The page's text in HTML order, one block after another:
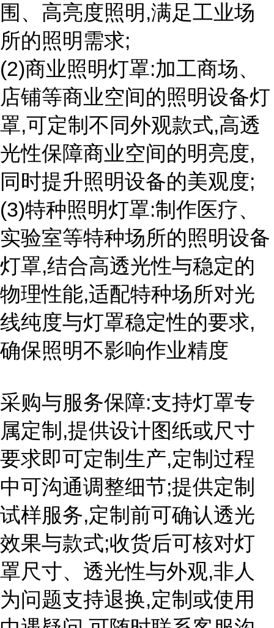
围、高亮度照明,满足工业场
所的照明需求;
(2)商业照明灯罩:加工商场、
店铺等商业空间的照明设备灯
罩,可定制不同外观款式,高透
光性保障商业空间的明亮度,
同时提升照明设备的美观度;
(3)特种照明灯罩:制作医疗、
实验室等特种场所的照明设备
灯罩,结合高透光性与稳定的
物理性能,适配特种场所对光
线纯度与灯罩稳定性的要求,
确保照明不影响作业精度
采购与服务保障:支持灯罩专
属定制,提供设计图纸或尺寸
要求即可定制生产,定制过程
中可沟通调整细节;提供定制
试样服务,定制前可确认透光
效果与款式;收货后可核对灯
罩尺寸、透光性与外观,非人
为问题支持退换,定制或使用